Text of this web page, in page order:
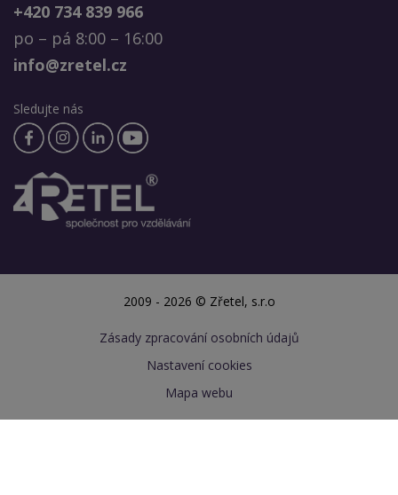
+420 734 839 966
po – pá 8:00 – 16:00
info@zretel.cz
Sledujte nás
2009 - 2026 © Zřetel, s.r.o
Zásady zpracování osobních údajů
Nastavení cookies
Mapa webu